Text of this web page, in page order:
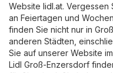
Website lidl.at. Vergessen
an Feiertagen und
finden Sie nicht nur in
anderen Städten,
Sie auf unserer Website
Lidl Groß-Enzersdorf